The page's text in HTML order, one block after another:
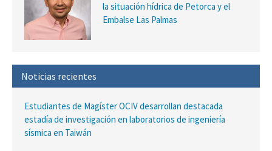
la situación hídrica de Petorca y el
Embalse Las Palmas
Noticias recientes
Estudiantes de Magíster OCIV desarrollan destacada
estadía de investigación en laboratorios de ingeniería
sísmica en Taiwán